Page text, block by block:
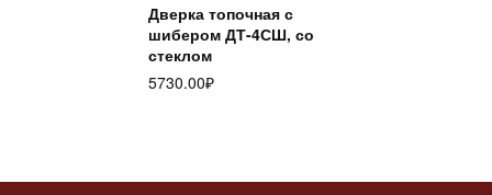
Дверка топочная с
шибером ДТ-4СШ, со
стеклом
5730.00₽